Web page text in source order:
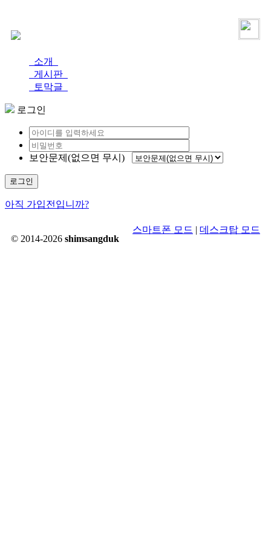
소개
게시판
토막글
로그인
보안문제(없으면 무시)
로그인
아직 가입전입니까?
© 2014-2026 shimsangduk
스마트폰 모드 | 데스크탑 모드